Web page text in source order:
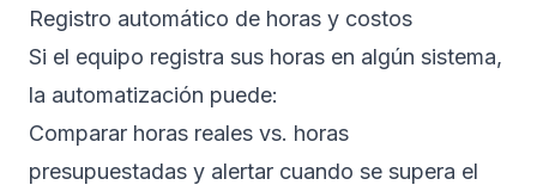
Registro automático de horas y costos
Si el equipo registra sus horas en algún sistema,
la automatización puede:
Comparar horas reales vs. horas
presupuestadas y alertar cuando se supera el